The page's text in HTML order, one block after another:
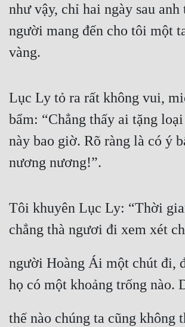
như vậy, chỉ hai ngày sau anh
người mang đến cho tôi một
vàng.
Lục Ly tỏ ra rất không vui,
bẩm: “Chẳng thấy ai tặng
này bao giờ. Rõ ràng là có ý
nương nương!”.
Tôi khuyên Lục Ly: “Thời
chẳng thà ngươi đi xem xét
người Hoàng Ái một chút đi,
họ có một khoảng trống nào.
thế nào chúng ta cũng không